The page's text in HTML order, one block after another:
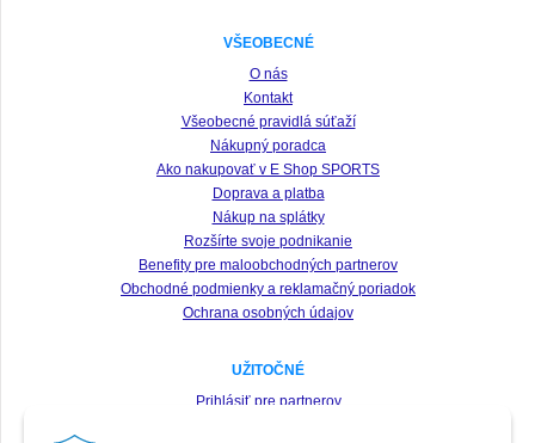
VŠEOBECNÉ
O nás
Kontakt
Všeobecné pravidlá súťaží
Nákupný poradca
Ako nakupovať v E Shop SPORTS
Doprava a platba
Nákup na splátky
Rozšírte svoje podnikanie
Benefity pre maloobchodných partnerov
Obchodné podmienky a reklamačný poriadok
Ochrana osobných údajov
UŽITOČNÉ
Prihlásiť pre partnerov